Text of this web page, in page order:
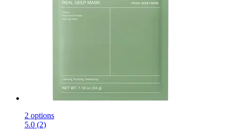
2 options
5.0 (2)